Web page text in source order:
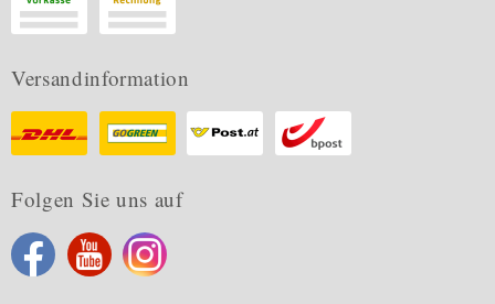
Versandinformation
Folgen Sie uns auf